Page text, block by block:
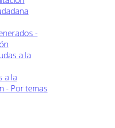
-
a la
a la
- Por temas